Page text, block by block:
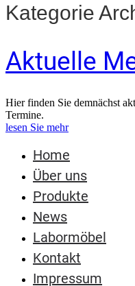
Kategorie
Aktuelle
Hier finden Sie demnächst
Termine.
lesen Sie mehr
Home
Über uns
Produkte
News
Labormöbel
Kontakt
Impressum